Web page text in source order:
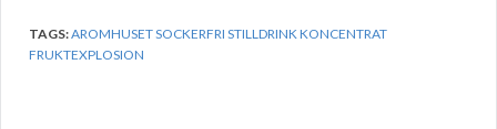
TAGS:AROMHUSET SOCKERFRI STILLDRINK KONCENTRAT
FRUKTEXPLOSION